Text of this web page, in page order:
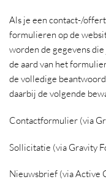
Als je een contact-/
formulieren op de
worden de gegevens
de aard van het
de volledige
daarbij de volgende
Contactformulier (via
Sollicitatie (via Gravity
Nieuwsbrief (via Active